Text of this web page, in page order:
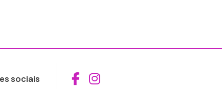
sociais Aceder ao Facebook
Aceder ao